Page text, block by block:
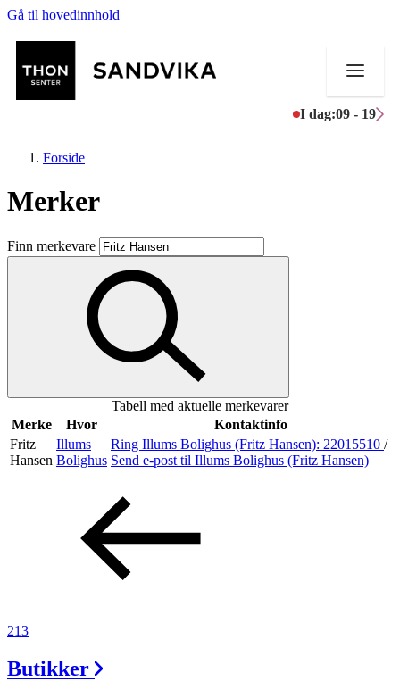
Gå til hovedinnhold
I dag:09 - 19
Butikker
Mat og drikke
Aktiviteter
Merker
Inspirasjon
Praktisk informasjon
Ledige stillinger
Forside
Merker
Finn merkevare
Tabell med aktuelle merkevarer
Merke
Hvor
Kontaktinfo
Fritz
Hansen
Illums
Bolighus
Ring Illums Bolighus (Fritz Hansen): 22015510 /
Send e-post til Illums Bolighus (Fritz Hansen)
213
Butikker